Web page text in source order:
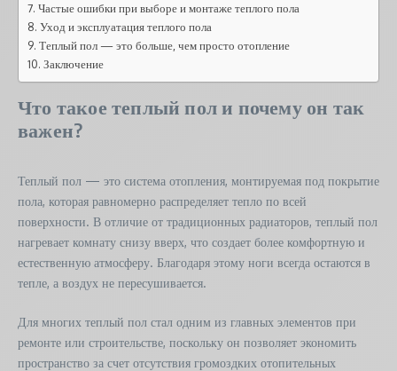
Частые ошибки при выборе и монтаже теплого пола
Уход и эксплуатация теплого пола
Теплый пол — это больше, чем просто отопление
Заключение
Что такое теплый пол и почему он так
важен?
Теплый пол — это система отопления, монтируемая под покрытие
пола, которая равномерно распределяет тепло по всей
поверхности. В отличие от традиционных радиаторов, теплый пол
нагревает комнату снизу вверх, что создает более комфортную и
естественную атмосферу. Благодаря этому ноги всегда остаются в
тепле, а воздух не пересушивается.
Для многих теплый пол стал одним из главных элементов при
ремонте или строительстве, поскольку он позволяет экономить
пространство за счет отсутствия громоздких отопительных